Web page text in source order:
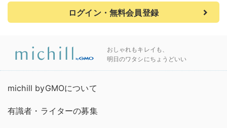
ログイン・無料会員登録
おしゃれもキレイも、
明日のワタシにちょうどいい
michill byGMOについて
有識者・ライターの募集